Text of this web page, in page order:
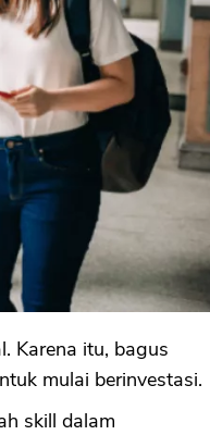
Karena itu, bagus
mulai berinvestasi.
skill dalam